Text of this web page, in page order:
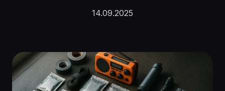
14.09.2025